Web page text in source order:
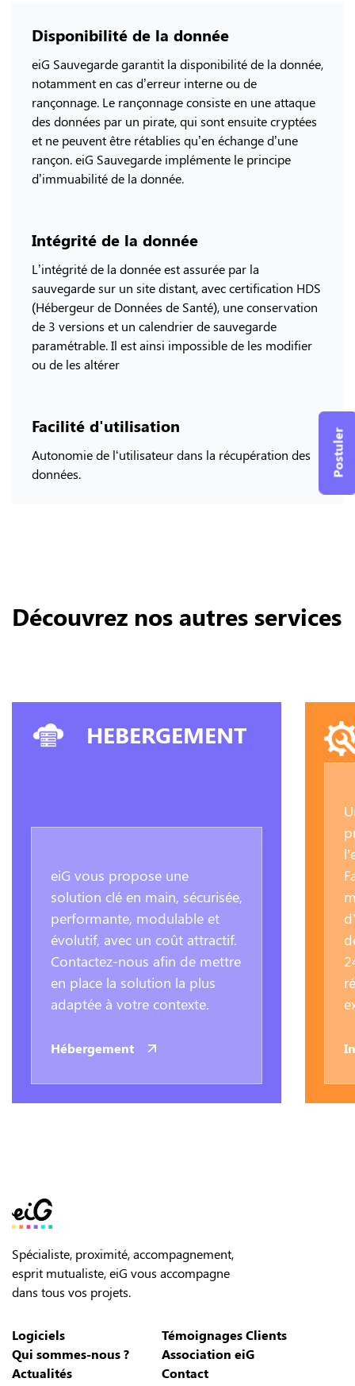
Postuler
Disponibilité de la donnée
eiG Sauvegarde garantit la disponibilité de la donnée,
notamment en cas d’erreur interne ou de
rançonnage. Le rançonnage consiste en une attaque
des données par un pirate, qui sont ensuite cryptées
et ne peuvent être rétablies qu’en échange d’une
rançon. eiG Sauvegarde implémente le principe
d’immuabilité de la donnée.
Intégrité de la donnée
L’intégrité de la donnée est assurée par la
sauvegarde sur un site distant, avec certification HDS
(Hébergeur de Données de Santé), une conservation
de 3 versions et un calendrier de sauvegarde
paramétrable. Il est ainsi impossible de les modifier
ou de les altérer
Facilité d'utilisation
Autonomie de l‘utilisateur dans la récupération des
données.
Découvrez nos autres services
HEBERGEMENT
eiG vous propose une
solution clé en main, sécurisée,
performante, modulable et
évolutif, avec un coût attractif.
Contactez-nous afin de mettre
en place la solution la plus
adaptée à votre contexte.
Hébergement
Spécialiste, proximité, accompagnement,
esprit mutualiste, eiG vous accompagne
dans tous vos projets.
Logiciels
Témoignages Clients
Qui sommes-nous ?
Association eiG
Actualités
Contact